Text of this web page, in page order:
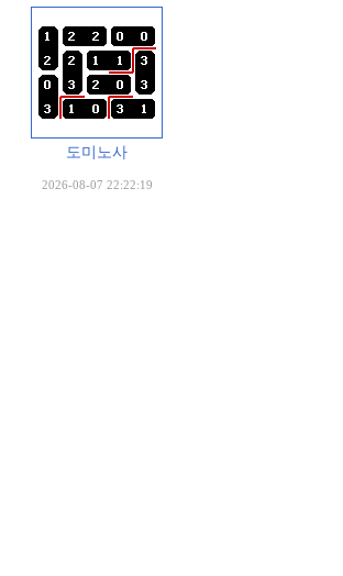
도미노사
2026-08-07 22:22:19